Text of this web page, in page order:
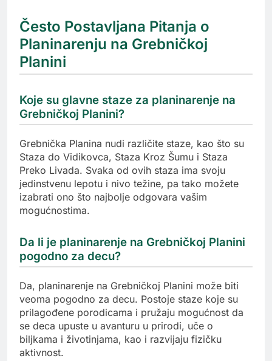
Često Postavljana Pitanja o
Planinarenju na Grebničkoj
Planini
Koje su glavne staze za planinarenje na
Grebničkoj Planini?
Grebnička Planina nudi različite staze, kao što su
Staza do Vidikovca, Staza Kroz Šumu i Staza
Preko Livada. Svaka od ovih staza ima svoju
jedinstvenu lepotu i nivo težine, pa tako možete
izabrati ono što najbolje odgovara vašim
mogućnostima.
Da li je planinarenje na Grebničkoj Planini
pogodno za decu?
Da, planinarenje na Grebničkoj Planini može biti
veoma pogodno za decu. Postoje staze koje su
prilagođene porodicama i pružaju mogućnost da
se deca upuste u avanturu u prirodi, uče o
biljkama i životinjama, kao i razvijaju fizičku
aktivnost.